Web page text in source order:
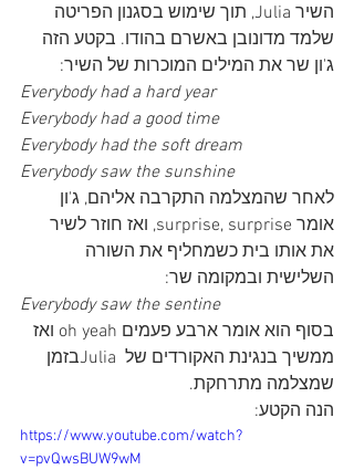
השיר Julia, תוך שימוש בסגנון הפריטה
שלמד מדונובן באשרם בהודו. בקטע הזה
ג'ון שר את המילים המוכרות של השיר:
Everybody had a hard year
Everybody had a good time
Everybody had the soft dream
Everybody saw the sunshine
לאחר שהמצלמה התקרבה אליהם, ג'ון
אומר surprise, surprise, ואז חוזר לשיר
את אותו בית כשמחליף את השורה
השלישית ובמקומה שר:
Everybody saw the sentine
בסוף הוא אומר ארבע פעמים oh yeah ואז
ממשיך בנגינת האקורדים של  Juliaבזמן
שמצלמה מתרחקת.
הנה הקטע:
https://www.youtube.com/watch?
v=pvQwsBUW9wM